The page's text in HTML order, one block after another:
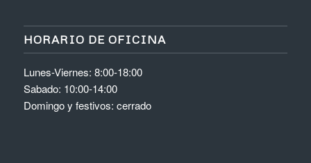
HORARIO DE OFICINA
Lunes-Viernes: 8:00-18:00
Sabado: 10:00-14:00
Domingo y festivos: cerrado